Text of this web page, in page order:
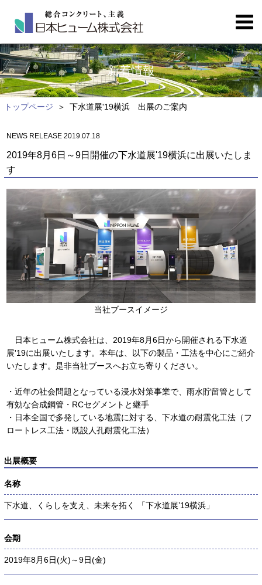
新着情報
トップページ 下水道展'19横浜 出展のご案内
NEWS RELEASE 2019.07.18
2019年8月6日～9日開催の下水道展'19横浜に出展いたしま
す
当社ブースイメージ
日本ヒューム株式会社は、2019年8月6日から開催される下水道
展'19に出展いたします。本年は、以下の製品・工法を中心にご紹介
いたします。是非当社ブースへお立ち寄りください。
・近年の社会問題となっている浸水対策事業で、雨水貯留管として
有効な合成鋼管・RCセグメントと継手
・日本全国で多発している地震に対する、下水道の耐震化工法（フ
ロートレス工法・既設人孔耐震化工法）
出展概要
名称
下水道、くらしを支え、未来を拓く 「下水道展’19横浜」
会期
2019年8月6日(火)～9日(金)